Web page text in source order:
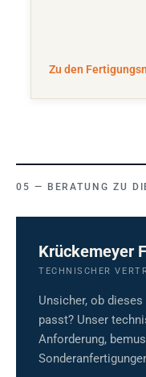
Zu den
BERATUNG ZU
Krückemeyer
TECHNISCHER
Unsicher, ob
passt? Unser
Anforderung,